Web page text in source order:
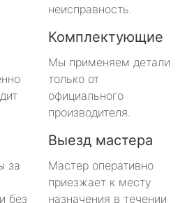
неисправность.
Комплектующие
Мы применяем детали
только от
официального
производителя.
за
без
Выезд мастера
Мастер оперативно
приезжает к месту
назначения в течении